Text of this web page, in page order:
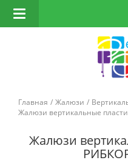
Открыть
навигацию
Главная Жалюзи
Жалюзи вертикальные
Жалюзи